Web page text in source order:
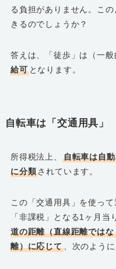
る負担がありません。こ
きるのでしょうか？
答えは、「徒歩」は（一
給可となります。
自転車は「交通用具」
所得税法上、
自転車は自
に分類 されています。
この「交通用具」を使っ
「非課税」となる1ヶ月当
道の距離（直線距離では
離）に応じて、次のように